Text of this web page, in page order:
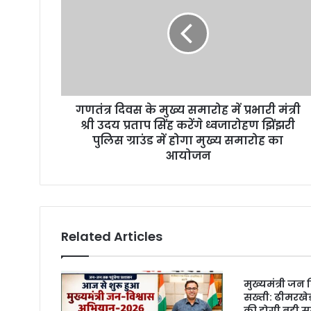
r
गणतंत्र दिवस के मुख्य समारोह में प्रभारी मंत्री
श्री उदय प्रताप सिंह करेंगे ध्वजारोहण झिंझरी
पुलिस ग्राउंड में होगा मुख्य समारोह का
आयोजन
Related Articles
मुख्यमंत्री जन
सख्ती: